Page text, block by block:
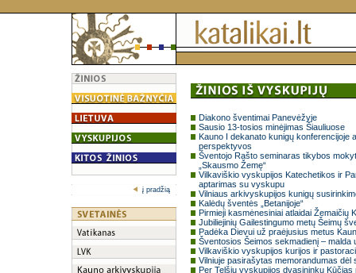
į pradžią
Diakono šventimai Panevėžyje
Sausio 13-tosios minėjimas Šiauliuose
Kauno I dekanato kunigų konferencijoje
perspektyvos
Šventojo Rašto seminaras tikybos
„Skausmo Žemę“
Vilkaviškio vyskupijos Katechetikos ir
aptarimas su vyskupu
Vilniaus arkivyskupijos kunigų
Kalėdų šventės „Betanijoje“
Pirmieji kasmėnesiniai atlaidai Žemaičių
Jubiliejinių Gailestingumo metų Šeimų
Padėka Dievui už praėjusius metus
Šventosios Šeimos sekmadienį –
Vilkaviškio vyskupijos kurijos ir
Vilniuje pasirašytas memorandumas dėl
Per Telšių vyskupijos dvasininkų Kūčias